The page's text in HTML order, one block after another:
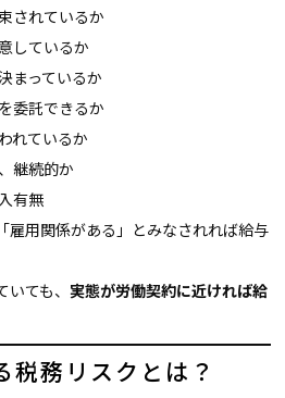
されているか
しているか
まっているか
委託できるか
れているか
継続的か
有無
雇用関係がある」とみなされれば給与
いても、実態が労働契約に近ければ給
税務リスクとは？